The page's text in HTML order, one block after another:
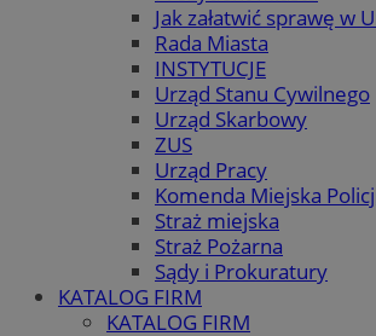
Jak załatwić sprawę w
Rada Miasta
INSTYTUCJE
Urząd Stanu Cywilnego
Urząd Skarbowy
ZUS
Urząd Pracy
Komenda Miejska
Straż miejska
Straż Pożarna
Sądy i Prokuratury
KATALOG FIRM
KATALOG FIRM